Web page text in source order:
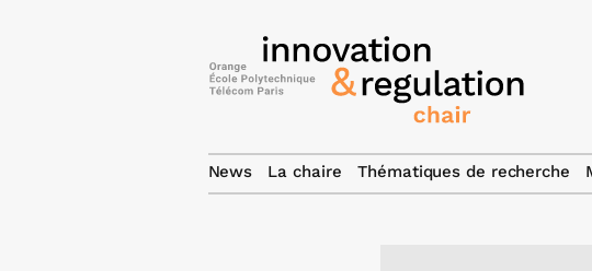
News La chaire Thématiques de recherche